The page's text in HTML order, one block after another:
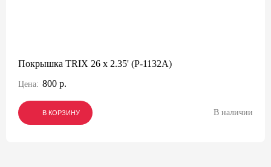
Покрышка TRIX 26 x 2.35' (P-1132A)
Цена: 800 р.
В КОРЗИНУ
В КОРЗИНУ
В КОРЗИНУ В наличии